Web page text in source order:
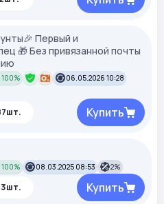
Первый и
🎁 Без привязанной почты
100%
06.05.2026 10:28
Купить
100% 08.03.2025 08:53 2%
Купить